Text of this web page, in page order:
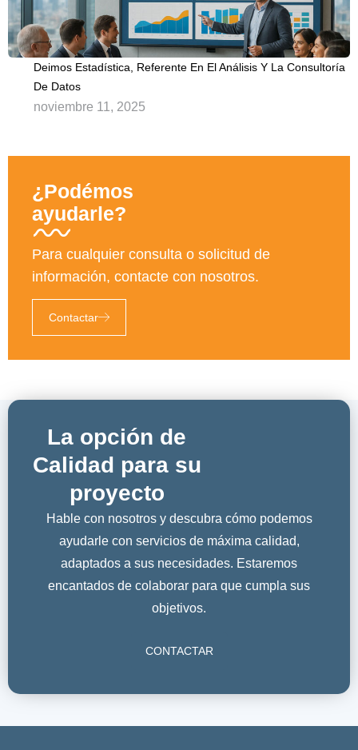
Deimos Estadística, Referente En El Análisis Y La Consultoría
De Datos
noviembre 11, 2025
¿Podémos
ayudarle?
Para cualquier consulta o solicitud de
información, contacte con nosotros.
Contactar
La opción de
Calidad para su
proyecto
Hable con nosotros y descubra cómo podemos
ayudarle con servicios de máxima calidad,
adaptados a sus necesidades. Estaremos
encantados de colaborar para que cumpla sus
objetivos.
CONTACTAR